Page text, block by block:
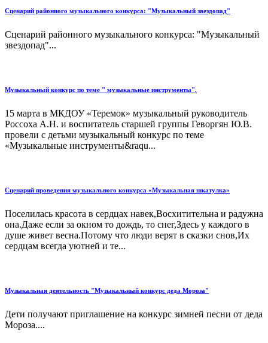
Сценарий районного музыкального конкурса: "Музыкальный звездопад"
Сценарий районного музыкального конкурса: "Музыкальный
звездопад"...
Музыкальный конкурс по теме " музыкальные инструменты".
15 марта в МКДОУ «Теремок» музыкальный руководитель
Россоха А.Н. и воспитатель старшей группы Геворгян Ю.В.
провели с детьми музыкальный конкурс по теме
«Музыкальные инструменты&raqu...
Сценарий проведения музыкального конкурса «Музыкальная шкатулка»
Поселилась красота в сердцах навек,Восхитительна и радужна
она.Даже если за окном то дождь, то снег,Здесь у каждого в
душе живет весна.Потому что люди верят в сказки снов,Их
сердцам всегда уютней и те...
Музыкальная деятельность "Музыкальный конкурс деда Мороза"
Дети получают приглашение на конкурс зимней песни от деда
Мороза....